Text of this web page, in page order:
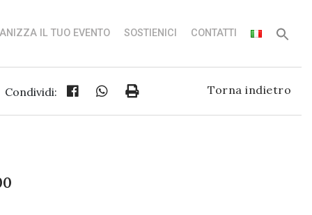
IL TUO EVENTO SOSTIENICI CONTATTI
Condividi: Torna indietro